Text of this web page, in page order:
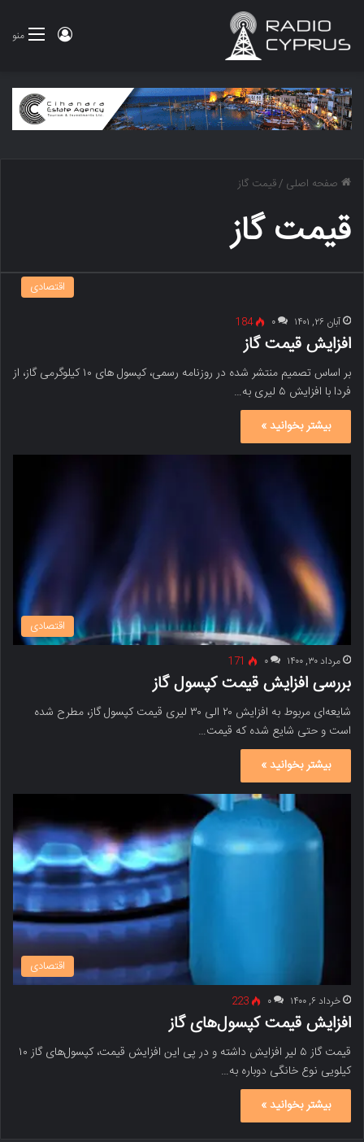
منو ورود
صفحه اصلی /قیمت گاز
قیمت گاز
اقتصادی
آبان ۲۶, ۱۴۰۱ ۰ 184
افزایش قیمت گاز
بر اساس تصمیم منتشر شده در روزنامه رسمی، کپسول های ۱۰ کیلوگرمی گاز، از
فردا با افزایش ۵ لیری به…
بیشتر بخوانید »
اقتصادی
مرداد ۳۰, ۱۴۰۰ ۰ 171
بررسی افزایش قیمت کپسول گاز
شایعه‌ای مربوط به افزایش ۲۰ الی ۳۰ لیری قیمت کپسول گاز، مطرح شده
است و حتی شایع شده که قیمت…
بیشتر بخوانید »
اقتصادی
خرداد ۶, ۱۴۰۰ ۰ 223
افزایش قیمت کپسول‌های گاز
قیمت گاز ۵ لیر افزایش داشته و در پی این افزایش قیمت، کپسول‌های گاز ۱۰
کیلویی نوع خانگی دوباره به…
بیشتر بخوانید »